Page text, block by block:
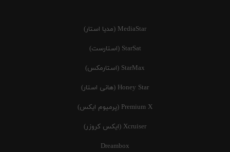
MediaStar (مدیا استار)
StarSat (استارست)
StarMax (استارمکس)
Honey Star (هانی استار)
Premium X (پرمیوم ایکس)
Xcruiser (ایکس کروزر)
Dreambox